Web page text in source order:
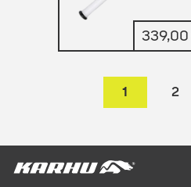
339,00
1 2